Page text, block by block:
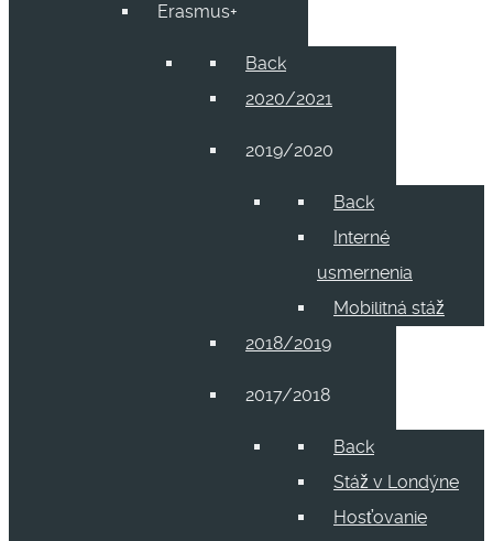
Erasmus+
Back
2020/2021
2019/2020
Back
Interné
usmernenia
Mobilitná stáž
2018/2019
2017/2018
Back
Stáž v Londýne
Hosťovanie